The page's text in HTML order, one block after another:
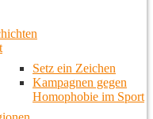
Setz ein Zeichen
Kampagnen gegen
Homophobie im Sport